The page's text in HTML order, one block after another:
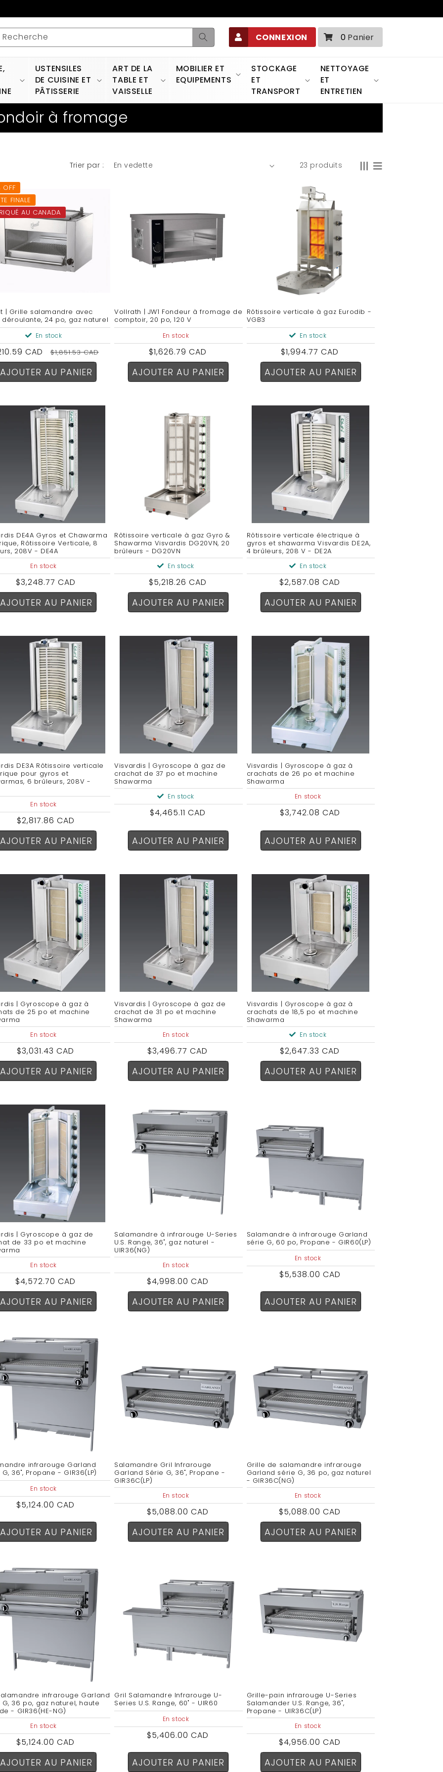
Recherche CONNEXION 00 article
Panier
USTENSILES
DE CUISINE ET
PÂTISSERIE
ART DE LA
TABLE ET
VAISSELLE
MOBILIER ET
EQUIPEMENTS
STOCKAGE
ET
TRANSPORT
NETTOYAGE
ET
ENTRETIEN
à fromage
Trier par : 23 produits
OFF
FINALE
AU CANADA
| Grille salamandre avec
24 po, gaz naturel
En stock
CAD
Prix
habituel
$1,851.53 CAD
AJOUTER AU PANIER
Vollrath | JW1 Fondeur à fromage de
comptoir, 20 po, 120 V
En stock
Prix
habituel
$1,626.79 CAD
AJOUTER AU PANIER
Rôtissoire verticale à gaz Eurodib -
VGB3
En stock
Prix
habituel
$1,994.77 CAD
AJOUTER AU PANIER
DE4A Gyros et Chawarma
Rôtissoire Verticale, 8
208V - DE4A
En stock
Prix
habituel
$3,248.77 CAD
AJOUTER AU PANIER
Rôtissoire verticale à gaz Gyro &
Shawarma Visvardis DG20VN, 20
brûleurs - DG20VN
En stock
Prix
habituel
$5,218.26 CAD
AJOUTER AU PANIER
Rôtissoire verticale électrique à
gyros et shawarma Visvardis DE2A,
4 brûleurs, 208 V - DE2A
En stock
Prix
habituel
$2,587.08 CAD
AJOUTER AU PANIER
DE3A Rôtissoire verticale
pour gyros et
6 brûleurs, 208V -
En stock
Prix
habituel
$2,817.86 CAD
AJOUTER AU PANIER
Visvardis | Gyroscope à gaz de
crachat de 37 po et machine
Shawarma
En stock
Prix
$4,465.11 CAD
AJOUTER AU PANIER
Visvardis | Gyroscope à gaz à
crachats de 26 po et machine
Shawarma
En stock
Prix
$3,742.08 CAD
AJOUTER AU PANIER
| Gyroscope à gaz à
de 25 po et machine
En stock
Prix
habituel
$3,031.43 CAD
AJOUTER AU PANIER
Visvardis | Gyroscope à gaz de
crachat de 31 po et machine
Shawarma
En stock
Prix
habituel
$3,496.77 CAD
AJOUTER AU PANIER
Visvardis | Gyroscope à gaz à
crachats de 18,5 po et machine
Shawarma
En stock
Prix
habituel
$2,647.33 CAD
AJOUTER AU PANIER
| Gyroscope à gaz de
de 33 po et machine
En stock
Prix
habituel
$4,572.70 CAD
AJOUTER AU PANIER
Salamandre à infrarouge U-Series
U.S. Range, 36", gaz naturel -
UIR36(NG)
En stock
Prix
habituel
$4,998.00 CAD
AJOUTER AU PANIER
Salamandre à infrarouge Garland
série G, 60 po, Propane - GIR60(LP)
En stock
Prix
$5,538.00 CAD
AJOUTER AU PANIER
infrarouge Garland
36", Propane - GIR36(LP)
En stock
Prix
$5,124.00 CAD
AJOUTER AU PANIER
Salamandre Gril Infrarouge
Garland Série G, 36", Propane -
GIR36C(LP)
En stock
Prix
habituel
$5,088.00 CAD
AJOUTER AU PANIER
Grille de salamandre infrarouge
Garland série G, 36 po, gaz naturel
- GIR36C(NG)
En stock
Prix
habituel
$5,088.00 CAD
AJOUTER AU PANIER
infrarouge Garland
36 po, gaz naturel, haute
- GIR36(HE-NG)
En stock
Prix
habituel
$5,124.00 CAD
AJOUTER AU PANIER
Gril Salamandre Infrarouge U-
Series U.S. Range, 60" - UIR60
En stock
Prix
$5,406.00 CAD
AJOUTER AU PANIER
Grille-pain infrarouge U-Series
Salamander U.S. Range, 36",
Propane - UIR36C(LP)
En stock
Prix
habituel
$4,956.00 CAD
AJOUTER AU PANIER